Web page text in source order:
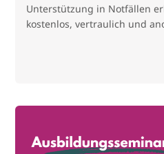
Unterstützung in Notfällen
kostenlos, vertraulich und